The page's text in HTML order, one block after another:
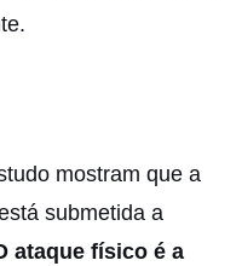
mostram que a
submetida a
ataque físico é a